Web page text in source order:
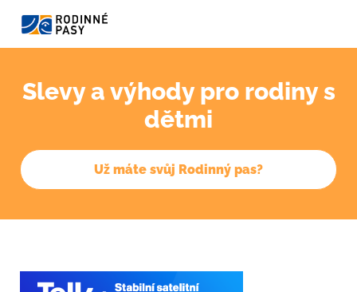
Slevy a výhody pro rodiny s
dětmi
Už máte svůj Rodinný pas?